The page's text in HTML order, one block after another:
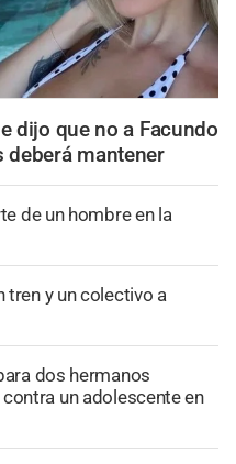
dijo que no a Facundo
deberá mantener
de un hombre en la
tren y un colectivo a
dos hermanos
un adolescente en